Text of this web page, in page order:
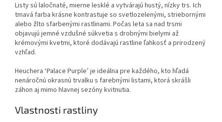
Listy sú laločnaté, mierne lesklé a vytvárajú hustý, nízky trs. Ich
tmavá farba krásne kontrastuje so svetlozelenými, striebornými
alebo žlto sfarbenými rastlinami. Počas leta sa nad trsmi
objavujú jemné vzdušné súkvetia s drobnými bielymi až
krémovými kvetmi, ktoré dodávajú rastline ľahkosť a prirodzený
vzhľad.
Heuchera ‘Palace Purple’ je ideálna pre každého, kto hľadá
nenáročnú okrasnú trvalku s farebnými listami, ktorá skrášli
záhon aj mimo hlavnej sezóny kvitnutia.
Vlastnosti rastliny